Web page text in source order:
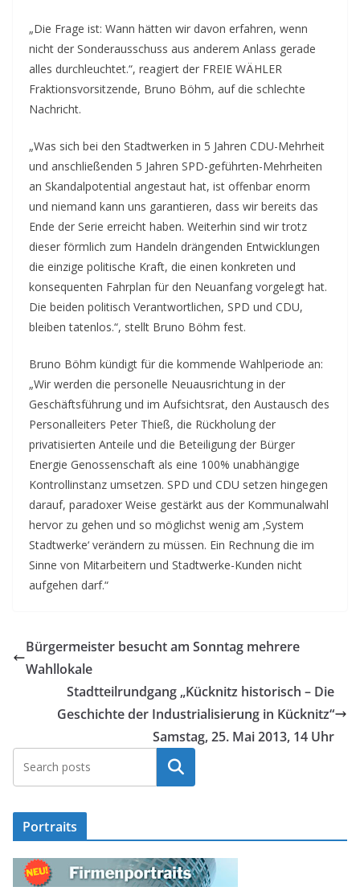
„Die Frage ist: Wann hätten wir davon erfahren, wenn
nicht der Sonderausschuss aus anderem Anlass gerade
alles durchleuchtet.“, reagiert der FREIE WÄHLER
Fraktionsvorsitzende, Bruno Böhm, auf die schlechte
Nachricht.
„Was sich bei den Stadtwerken in 5 Jahren CDU-Mehrheit
und anschließenden 5 Jahren SPD-geführten-Mehrheiten
an Skandalpotential angestaut hat, ist offenbar enorm
und niemand kann uns garantieren, dass wir bereits das
Ende der Serie erreicht haben. Weiterhin sind wir trotz
dieser förmlich zum Handeln drängenden Entwicklungen
die einzige politische Kraft, die einen konkreten und
konsequenten Fahrplan für den Neuanfang vorgelegt hat.
Die beiden politisch Verantwortlichen, SPD und CDU,
bleiben tatenlos.“, stellt Bruno Böhm fest.
Bruno Böhm kündigt für die kommende Wahlperiode an:
„Wir werden die personelle Neuausrichtung in der
Geschäftsführung und im Aufsichtsrat, den Austausch des
Personalleiters Peter Thieß, die Rückholung der
privatisierten Anteile und die Beteiligung der Bürger
Energie Genossenschaft als eine 100% unabhängige
Kontrollinstanz umsetzen. SPD und CDU setzen hingegen
darauf, paradoxer Weise gestärkt aus der Kommunalwahl
hervor zu gehen und so möglichst wenig am ‚System
Stadtwerke‘ verändern zu müssen. Ein Rechnung die im
Sinne von Mitarbeitern und Stadtwerke-Kunden nicht
aufgehen darf.“
Bürgermeister besucht am Sonntag mehrere
Wahllokale
Stadtteilrundgang „Kücknitz historisch – Die
Geschichte der Industrialisierung in Kücknitz“
Samstag, 25. Mai 2013, 14 Uhr
Suchen
Portraits